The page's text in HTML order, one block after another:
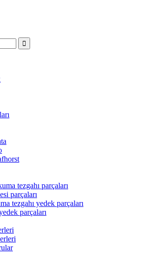
tezgahı parçaları
parçaları
tezgahı yedek parçaları
parçaları